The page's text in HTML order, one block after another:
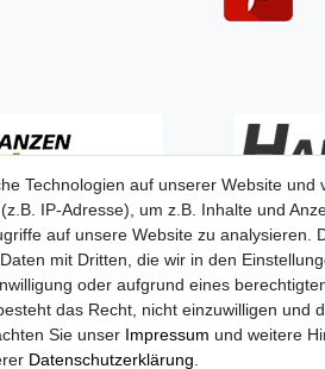
Impressum Daten­schutz­erklärung
Technologien auf unserer Website
IP-Adresse), um z.B. Inhalte und
auf unsere Website zu analysieren.
mit Dritten, die wir in den
oder aufgrund eines
das Recht, nicht einzuwilligen und
Sie unser Impressum und weitere
Daten­schutz­erklärung